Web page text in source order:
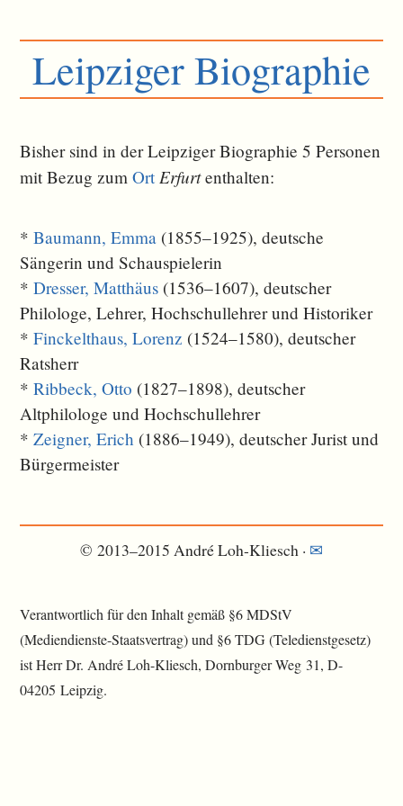
Leipziger Biographie
Bisher sind in der Leipziger Biographie 5 Personen
mit Bezug zumOrt Erfurtent­halten:
*Baumann, Emma (1855–1925), deutsche
Sängerin und Schauspielerin
*Dresser, Matthäus (1536–1607), deutscher
Philologe, Lehrer, Hochschullehrer und Historiker
*Finckelthaus, Lorenz (1524–1580), deutscher
Ratsherr
*Ribbeck, Otto (1827–1898), deutscher
Altphilologe und Hochschullehrer
*Zeigner, Erich (1886–1949), deutscher Jurist und
Bürgermeister
© 2013–2015 André Loh-Kliesch · ✉
Verantwortlich für den Inhalt gemäß §6 MDStV
(Mediendienste-Staatsvertrag) und §6 TDG (Teledienstgesetz)
ist Herr Dr. André Loh-Kliesch, Dornburger Weg 31, D-
04205 Leipzig.